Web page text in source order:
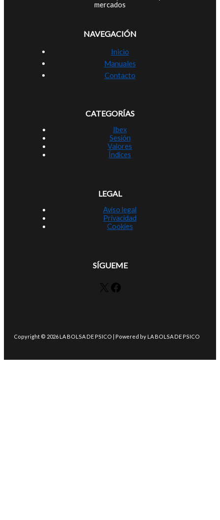
mercados
NAVEGACIÓN
Inicio
Manuales
Contacto
CATEGORÍAS
Ibex
Sesión
Valores
Índices
LEGAL
Aviso legal
Privacidad
Cookies
SÍGUEME
X Facebook
Copyright © 2026 LA BOLSA DE PSICO | Powered by LA BOLSA DE PSICO